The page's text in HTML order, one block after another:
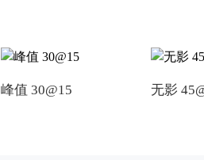
峰值 30@15 无影